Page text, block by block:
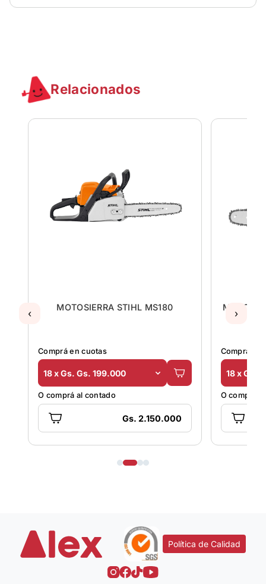
Relacionados
MOTOSIERRA STIHL MS180
Comprá en cuotas
18 x Gs. Gs. 199.000
O comprá al contado
Gs. 2.150.000
Comprá en
18 x Gs.
O comprá
‹ ›
Política de Calidad